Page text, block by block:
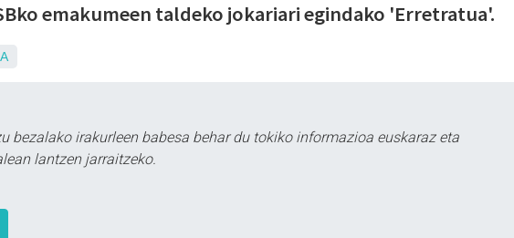
emakumeen taldeko jokariari egindako 'Erretratua'.
bezalako irakurleen babesa behar du tokiko informazioa euskaraz eta
lantzen jarraitzeko.